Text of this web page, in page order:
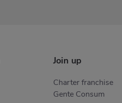
Join up
Charter franchise
Gente Consum